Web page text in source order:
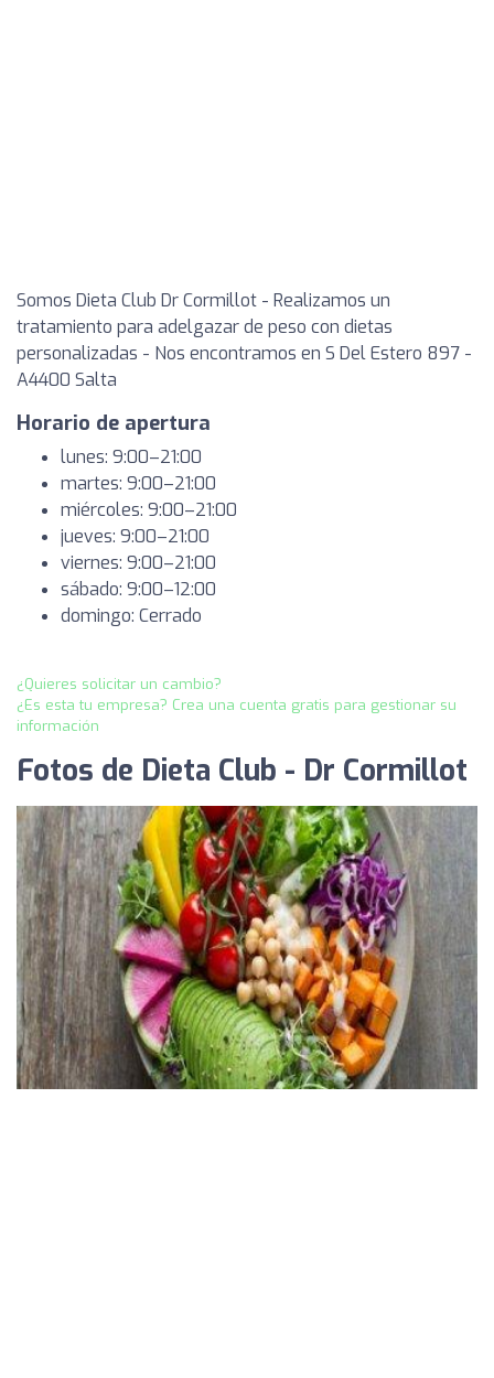
Somos Dieta Club Dr Cormillot - Realizamos un
tratamiento para adelgazar de peso con dietas
personalizadas - Nos encontramos en S Del Estero 897 -
A4400 Salta
Horario de apertura
lunes: 9:00–21:00
martes: 9:00–21:00
miércoles: 9:00–21:00
jueves: 9:00–21:00
viernes: 9:00–21:00
sábado: 9:00–12:00
domingo: Cerrado
¿Quieres solicitar un cambio?
¿Es esta tu empresa? Crea una cuenta gratis para gestionar su
información
Fotos de Dieta Club - Dr Cormillot